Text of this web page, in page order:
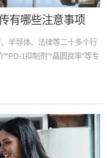
有哪些注意事项
半导体、法律等二十多个行
1抑制剂”“晶圆良率”等专